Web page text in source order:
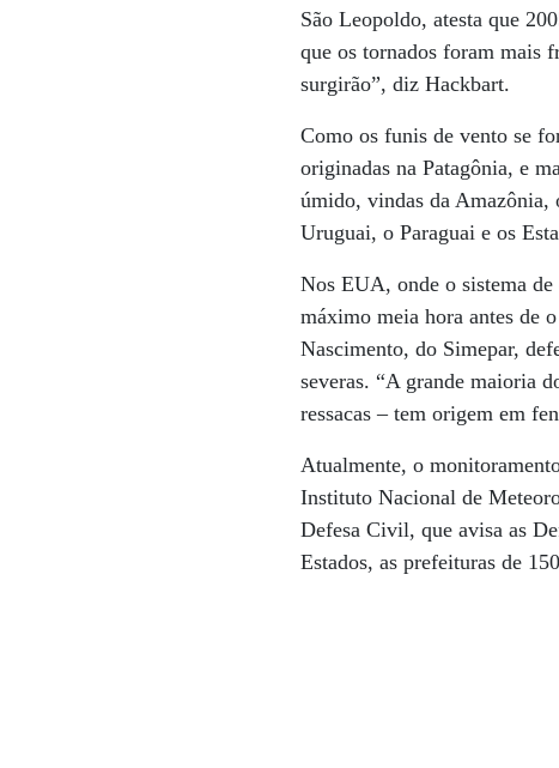
São Leopoldo, atesta que
que os tornados foram mais
surgirão”, diz Hackbart.
Como os funis de vento se
originadas na Patagônia, e
úmido, vindas da Amazônia,
Uruguai, o Paraguai e os
Nos EUA, onde o sistema de
máximo meia hora antes de
Nascimento, do Simepar,
severas. “A grande maioria
ressacas – tem origem em
Atualmente, o
Instituto Nacional de
Defesa Civil, que avisa as
Estados, as prefeituras de